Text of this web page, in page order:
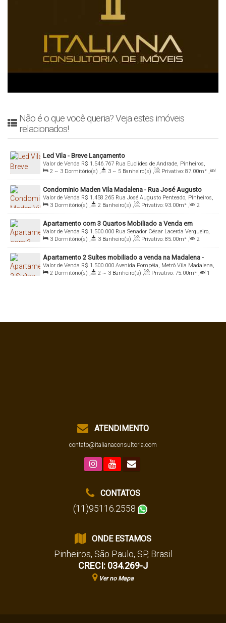
Não é o que você queria? Veja estes imóveis
relacionados!
Led Vila - Breve Lançamento
R$ 1.546.767
Valor de Venda
Rua Euclides de Andrade, Pinheiros,
05030-030, Vila Madalena, São Paulo, São Paulo, Brasil
2 ~ 3 Dormitório(s) , 3 ~ 5 Banheiro(s) , Privativo: 87.00m² ,
2 Sala(s) , 2 ~ 3 Suíte(s) , Total: 87.00m² , 1 Vaga(s) ,
Útil:
87.00m²
Condominio Maden Vila Madalena - Rua José Augusto
Penteado, 70 - Vila Madalena
R$ 1.458.265
Valor de Venda
Rua José Augusto Penteado, Pinheiros,
01257-010, Vila Madalena, São Paulo, São Paulo, Brasil
3 Dormitório(s) , 2 Banheiro(s) , Privativo: 93.00m² ,
2
Sala(s) , 1 Suíte(s) , Total: 93.00m² , 1 ~ 2 Vaga(s) ,
Útil:
93.00m²
Apartamento com 3 Quartos Mobiliado a Venda em
Pinheiros - São Paulo
R$ 1.500.000
Valor de Venda
Rua Senador César Lacerda Vergueiro,
336, Pinheiros, 05435-060, Vila Madalena, São Paulo, São Paulo,
Brasil
3 Dormitório(s) , 3 Banheiro(s) , Privativo: 85.00m² ,
2
Sala(s) , 1 Suíte(s) , Total: 85.00m² , 2 Vaga(s) ,
Útil:
85.00m²
Apartamento 2 Suítes mobiliado a venda na Madalena -
São Paulo - SPR$ 1.500.000
Valor de Venda
Avenida Pompéia, Metrô Vila Madalena,
05022-000, Vila Madalena, São Paulo, São Paulo, Brasil
2 Dormitório(s) , 2 ~ 3 Banheiro(s) , Privativo: 75.00m² ,
1
ATENDIMENTO
contato@italianaconsultoria.com
CONTATOS
(11)95116.2558
ONDE ESTAMOS
Pinheiros, São Paulo, SP, Brasil
CRECI: 034.269-J
Ver no Mapa